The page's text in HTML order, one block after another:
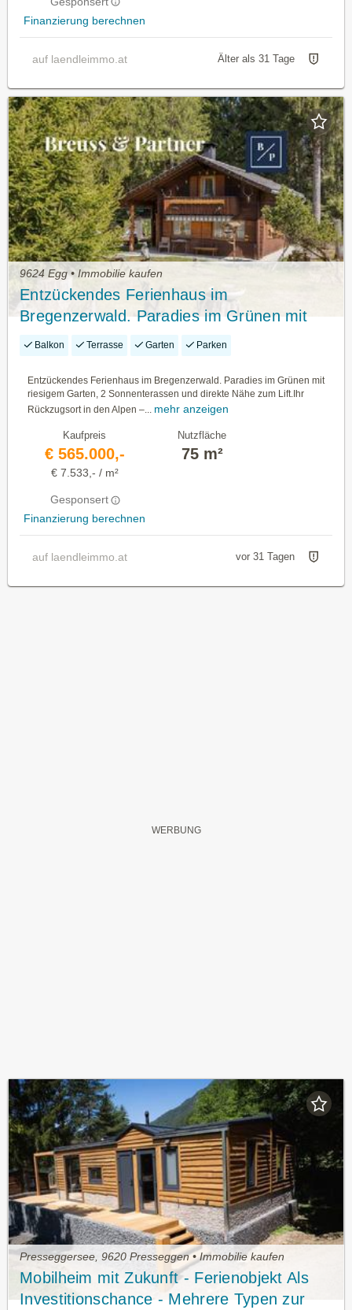
Finanzierung berechnen
auf laendleimmo.at Älter als 31 Tage
9624 Egg • Immobilie kaufen
Entzückendes Ferienhaus im
Bregenzerwald. Paradies im Grünen mit
riesigem Garten, 2 Sonnenterassen und
Balkon Terrasse Garten Parken
Entzückendes Ferienhaus im Bregenzerwald. Paradies im Grünen mit
riesigem Garten, 2 Sonnenterassen und direkte Nähe zum Lift.Ihr
Rückzugsort in den Alpen –... mehr anzeigen
Kaufpreis
€ 565.000,-
€ 7.533,- / m²
Gesponsert
Finanzierung berechnen
Nutzfläche
75 m²
auf laendleimmo.at vor 31 Tagen
Presseggersee, 9620 Presseggen • Immobilie kaufen
Mobilheim mit Zukunft - Ferienobjekt Als
Investitionschance - Mehrere Typen zur